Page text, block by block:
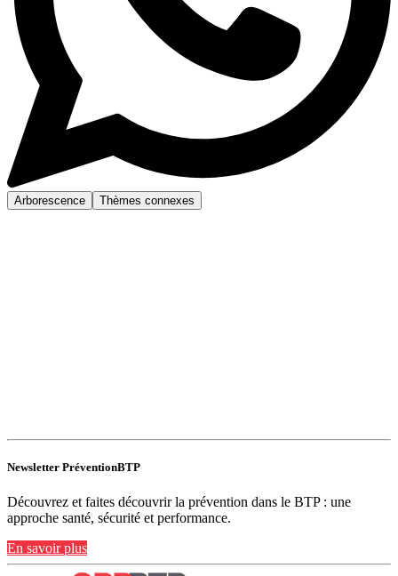
Arborescence Thèmes connexes
Newsletter PréventionBTP
Découvrez et faites découvrir la prévention dans le BTP : une
approche santé, sécurité et performance.
En savoir plus